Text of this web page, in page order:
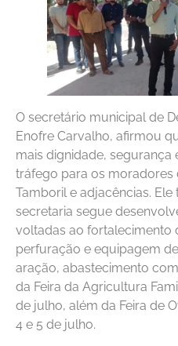
O secretário municipal de
Enofre Carvalho, afirmou
mais dignidade,
tráfego para os moradores
Tamboril e adjacências.
secretaria segue
voltadas ao fortalecimento
perfuração e equipagem
aração, abastecimento
da Feira da Agricultura
de julho, além da Feira de
4 e 5 de julho.